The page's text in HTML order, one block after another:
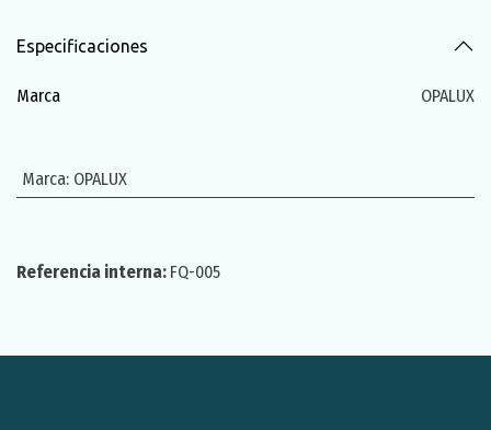
Especificaciones
Marca OPALUX
Marca: OPALUX
Referencia interna: FQ-005